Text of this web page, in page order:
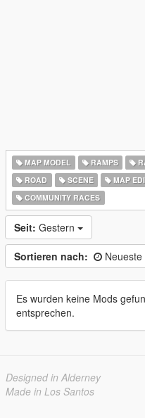
MAP MODEL RAMPS
ROAD
SCENE MAP
COMMUNITY RACES
Seit: Gestern
Sortieren nach: Neueste
Es wurden keine Mods
entsprechen.
Designed in Alderney
Made in Los Santos